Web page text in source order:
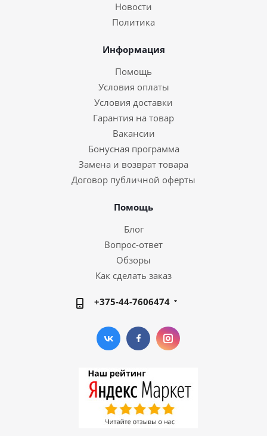
Новости
Политика
Информация
Помощь
Условия оплаты
Условия доставки
Гарантия на товар
Вакансии
Бонусная программа
Замена и возврат товара
Договор публичной оферты
Помощь
Блог
Вопрос-ответ
Обзоры
Как сделать заказ
+375-44-7606474